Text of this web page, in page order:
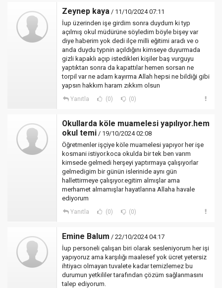
Zeynep kaya / 11/10/2024 07:11
İup üzerinden işe girdim sonra duydum ki typ
açılmış okul müdürüne söyledim böyle bişey var
diye haberim yok dedi ilçe milli eğitimi aradı ve o
anda duydu typnin açıldığını kimseye duyurmada
gizli kapaklı açıp istedikleri kişiler baş vurguyu
yaptıktan sonra da kapattılar hemen sorsan ne
torpil var ne adam kayırma Allah hepsi ne bildiği gibi
yapsın hakkım haram zıkkım olsun
Yanıtla (0) (0)
Okullarda köle muamelesi yapılıyor.hem
okul temi / 19/10/2024 02:08
Öğretmenler işçiye köle muamelesi yapıyor her işe
kosmani istiyor.koca okulda bir tek ben varım
kimsede gelmedi herşeyi yaptırmaya çalışıyorlar
gelmedigim bir günün islerinide aynı gün
hallettirmeye çalışıyor.egitim almışlar ama
merhamet almamışlar hayatlarına Allaha havale
ediyorum
Yanıtla (0) (0)
Emine Balum / 22/10/2024 04:17
İup personeli çalışan biri olarak sesleniyorum her işi
yapıyoruz ama karşılığı maalesef yok ücret yetersiz
ihtiyacı olmayan tuvalete kadar temizlemez bu
durumun yetkililer tarafından çözüm sağlanmasını
talep ediyorum.